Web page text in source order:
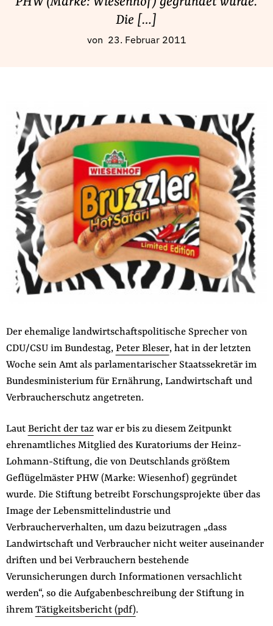
Impressum
Suche
auf
der
Website
Folge Uns
FacebookMastodon
BlueskyInstagram
YoutubeLinkedInFeed
Die […]
von 23. Februar 2011
Der ehemalige landwirtschaftspolitische Sprecher von
CDU/CSU im Bundestag, Peter Bleser, hat in der letzten
Woche sein Amt als parlamentarischer Staatssekretär im
Bundesministerium für Ernährung, Landwirtschaft und
Verbraucherschutz angetreten.
Laut Bericht der taz war er bis zu diesem Zeitpunkt
ehrenamtliches Mitglied des Kuratoriums der Heinz-
Lohmann-Stiftung, die von Deutschlands größtem
Geflügelmäster PHW (Marke: Wiesenhof) gegründet
wurde. Die Stiftung betreibt Forschungsprojekte über das
Image der Lebensmittelindustrie und
Verbraucherverhalten, um dazu beizutragen „dass
Landwirtschaft und Verbraucher nicht weiter auseinander
driften und bei Verbrauchern bestehende
Verunsicherungen durch Informationen versachlicht
werden“, so die Aufgabenbeschreibung der Stiftung in
ihrem Tätigkeitsbericht (pdf).